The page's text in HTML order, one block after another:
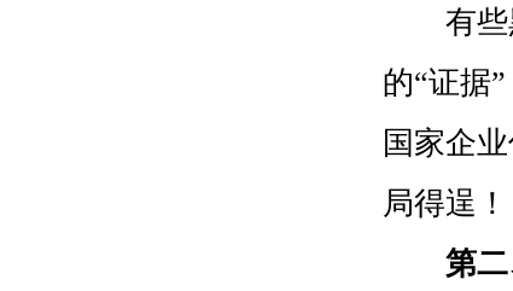
有些黑
的“证据
国家企
局得逞！
第